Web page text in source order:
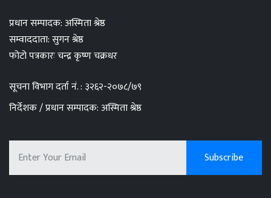
प्रधान सम्पादक: अस्मिता श्रेष्ठ
सम्वाददाता: सुगन श्रेष्ठ
फोटो पत्रकारः चन्द्र कृष्ण चक्रधर
सूचना विभाग दर्ता नं. : ३२६२-२०७८/७९
निर्देशक / प्रधान सम्पादक: अस्मिता श्रेष्ठ